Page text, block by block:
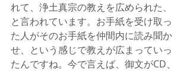
れて、浄土真宗の教えを広められた、
と言われています。お手紙を受け取っ
た人がそのお手紙を仲間内に読み聞か
せ、という感じで教えが広まっていっ
たんですね。今で言えば、御文がCD、